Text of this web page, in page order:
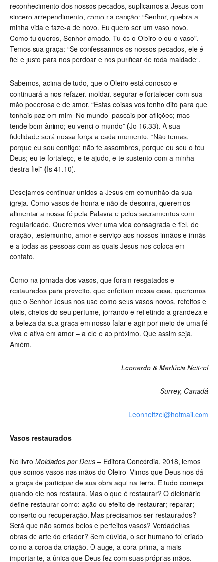
reconhecimento dos nossos pecados, suplicamos a Jesus com
sincero arrependimento, como na canção: “Senhor, quebra a
minha vida e faze-a de novo. Eu quero ser um vaso novo.
Como tu queres, Senhor amado. Tu és o Oleiro e eu o vaso”.
Temos sua graça: “Se confessarmos os nossos pecados, ele é
fiel e justo para nos perdoar e nos purificar de toda maldade”.
Sabemos, acima de tudo, que o Oleiro está conosco e
continuará a nos refazer, moldar, segurar e fortalecer com sua
mão poderosa e de amor. “Estas coisas vos tenho dito para que
tenhais paz em mim. No mundo, passais por aflições; mas
tende bom ânimo; eu venci o mundo” (Jo 16.33). A sua
fidelidade será nossa força a cada momento: “Não temas,
porque eu sou contigo; não te assombres, porque eu sou o teu
Deus; eu te fortaleço, e te ajudo, e te sustento com a minha
destra fiel” (Is 41.10).
Desejamos continuar unidos a Jesus em comunhão da sua
igreja. Como vasos de honra e não de desonra, queremos
alimentar a nossa fé pela Palavra e pelos sacramentos com
regularidade. Queremos viver uma vida consagrada e fiel, de
oração, testemunho, amor e serviço aos nossos irmãos e irmãs
e a todas as pessoas com as quais Jesus nos coloca em
contato.
Como na jornada dos vasos, que foram resgatados e
restaurados para proveito, que enfeitam nossa casa, queremos
que o Senhor Jesus nos use como seus vasos novos, refeitos e
úteis, cheios do seu perfume, jorrando e refletindo a grandeza e
a beleza da sua graça em nosso falar e agir por meio de uma fé
viva e ativa em amor – a ele e ao próximo. Que assim seja.
Amém.
Leonardo & Marlúcia Neitzel
Surrey, Canadá
Leonneitzel@hotmail.com
Vasos restaurados
No livro Moldados por Deus – Editora Concórdia, 2018, lemos
que somos vasos nas mãos do Oleiro. Vimos que Deus nos dá
a graça de participar de sua obra aqui na terra. E tudo começa
quando ele nos restaura. Mas o que é restaurar? O dicionário
define restaurar como: ação ou efeito de restaurar; reparar;
conserto ou recuperação. Mas precisamos ser restaurados?
Será que não somos belos e perfeitos vasos? Verdadeiras
obras de arte do criador? Sem dúvida, o ser humano foi criado
como a coroa da criação. O auge, a obra-prima, a mais
importante, a única que Deus fez com suas próprias mãos.